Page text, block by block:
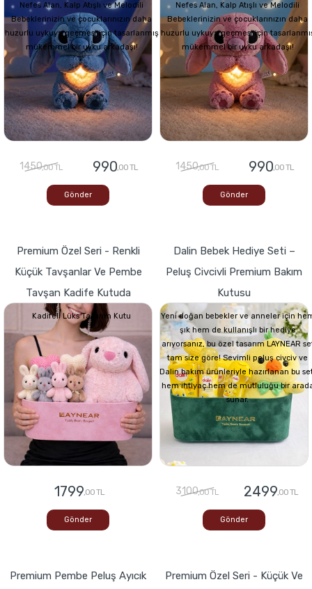
Nefes Alan, Kalp Atışlı ve Melodili
Bebeklerinizin ve çocuklarınızın daha
huzurlu uykuya geçmesi için tasarlanmış
mükemmel bir uyku arkadaşı!
1450,00 TL 990,00 TL
Gönder
Nefes Alan, Kalp Atışlı ve Melodili
Bebeklerinizin ve çocuklarınızın daha
huzurlu uykuya geçmesi için
mükemmel bir uyku arkadaşı!
1450,00 TL 990,00 TL
Gönder
Premium Özel Seri - Renkli
Küçük Tavşanlar Ve Pembe
Tavşan Kadife Kutuda
Kadifeli Lüks Tasarım Kutu
1799,00 TL
Gönder
Dalin Bebek Hediye Seti –
Peluş Civcivli Premium Bakım
Kutusu
Yeni doğan bebekler ve anneler için
şık hem de kullanışlı bir hediye
arıyorsanız, bu özel tasarım LAYNEAR
tam size göre! Sevimli peluş civciv ve
Dalin bakım ürünleriyle hazırlanan bu
hem ihtiyaç hem de mutluluğu bir
sunar.
3100,00 TL 2499,00 TL
Gönder
Premium Pembe Peluş Ayıcık
Premium Özel Seri - Küçük Ve